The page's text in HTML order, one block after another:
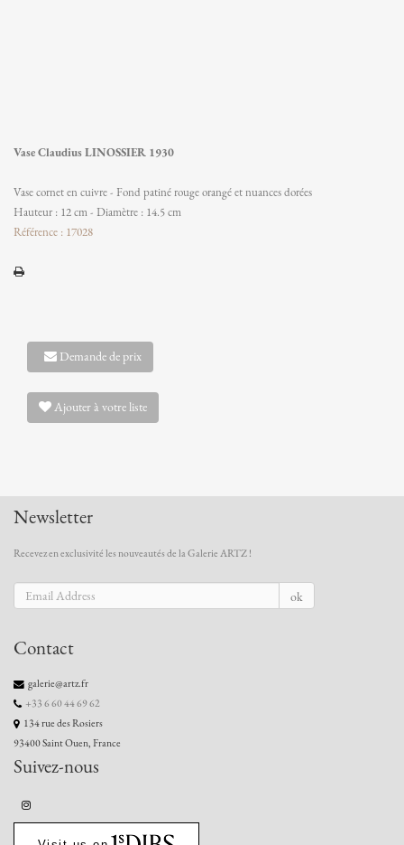
Vase Claudius LINOSSIER 1930
Vase cornet en cuivre - Fond patiné rouge orangé et nuances dorées
Hauteur : 12 cm - Diamètre : 14.5 cm
Référence : 17028
Demande de prix
Ajouter à votre liste
Newsletter
Recevez en exclusivité les nouveautés de la Galerie ARTZ !
ok
Contact
galerie@artz.fr
+33 6 60 44 69 62
134 rue des Rosiers
93400 Saint Ouen, France
Suivez-nous